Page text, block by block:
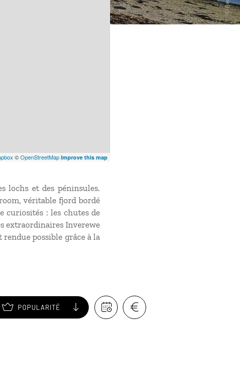
©OpenStreetMap Improve this map
lochs et des péninsules.
véritable fjord bordé
curiosités : les chutes de
extraordinaires Inverewe
possible grâce à la
POPULARITÉ